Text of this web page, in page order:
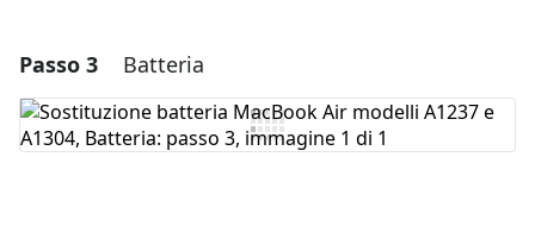
Aggiungi un commento
Aggiungi Commento
Passo 3 Batteria